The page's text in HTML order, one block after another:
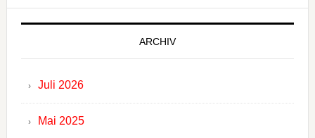
ARCHIV
Juli 2026
Mai 2025